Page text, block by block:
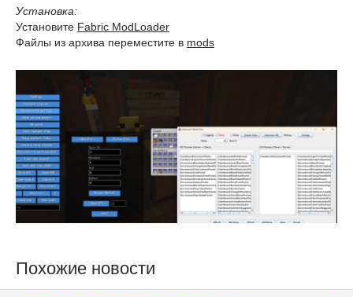
Установка:
Установите Fabric ModLoader
Файлы из архива переместите в mods
Похожие новости